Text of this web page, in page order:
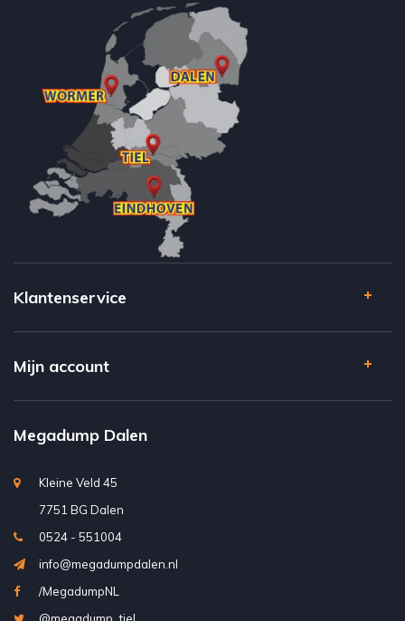
Klantenservice
Mijn account
Megadump Dalen
Kleine Veld 45
7751 BG Dalen
0524 - 551004
info@megadumpdalen.nl
/MegadumpNL